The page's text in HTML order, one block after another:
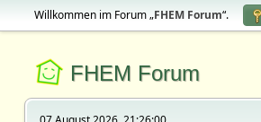
Willkommen im Forum „FHEM Forum“.
FHEM Forum